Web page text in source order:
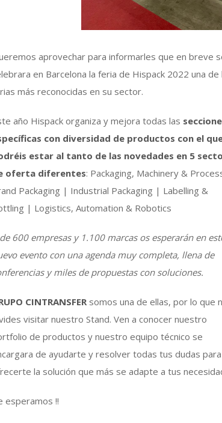
aprovechar para informarles que en breve
en Barcelona la feria de Hispack 2022 una de
más reconocidas en su sector.
año Hispack organiza y mejora todas las
con diversidad de productos con el
estar al tanto de las novedades en 5
oferta diferentes: Packaging, Machinery &
Packaging | Industrial Packaging | Labelling &
| Logistics, Automation & Robotics
600 empresas y 1.100 marcas os esperarán en
evento con una agenda muy completa, llena de
y miles de propuestas con soluciones.
CINTRANSFER somos una de ellas, por lo que
visitar nuestro Stand. Ven a conocer nuestro
de productos y nuestro equipo técnico se
de ayudarte y resolver todas tus dudas para
la solución que más se adapte a tus
esperamos !!